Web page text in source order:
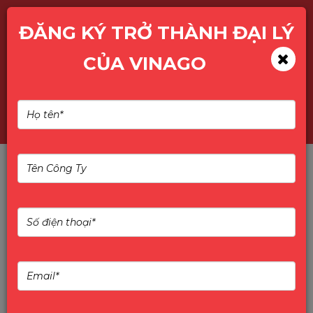
THÔNG TIN ĐIỀU CHỈNH
THÔNG TIN ĐIỀU CHỈNH HÓA ĐƠN NGÀY
THÔNG BÁO: THÔNG TIN ĐIỀU CHỈNH HÓA ĐƠN
ĐĂNG KÝ TRỞ THÀNH ĐẠI LÝ
CỦA VINAGO